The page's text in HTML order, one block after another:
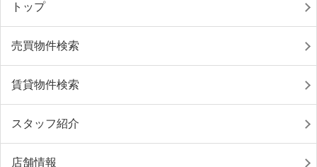
トップ
売買物件検索
賃貸物件検索
スタッフ紹介
店舗情報